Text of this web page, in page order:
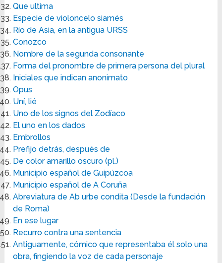
Que ultima
Especie de violoncelo siamés
Río de Asia, en la antigua URSS
Conozco
Nombre de la segunda consonante
Forma del pronombre de primera persona del plural
Iniciales que indican anonimato
Opus
Uní, lié
Uno de los signos del Zodíaco
El uno en los dados
Embrollos
Prefijo detrás, después de
De color amarillo oscuro (pl.)
Municipio español de Guipúzcoa
Municipio español de A Coruña
Abreviatura de Ab urbe condita (Desde la fundación
de Roma)
En ese lugar
Recurro contra una sentencia
Antiguamente, cómico que representaba él solo una
obra, fingiendo la voz de cada personaje